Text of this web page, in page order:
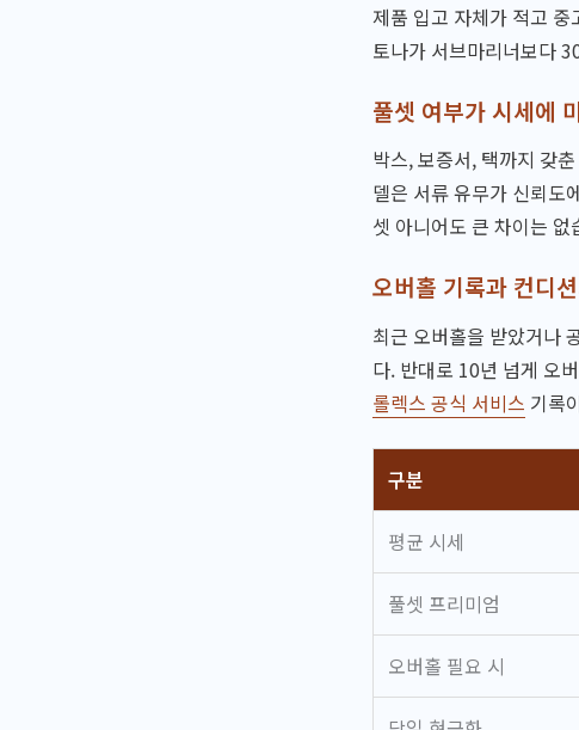
제품 입고 자체가 적고
토나가 서브마리너보다
풀셋 여부가 시세에
박스, 보증서, 택까지 갖
델은 서류 유무가 신뢰도
셋 아니어도 큰 차이는 없
오버홀 기록과 컨디
최근 오버홀을 받았거나
다. 반대로 10년 넘게 오
롤렉스 공식 서비스 기록
구분
평균 시세
풀셋 프리미엄
오버홀 필요 시